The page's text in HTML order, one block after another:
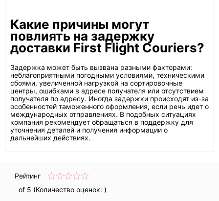
Какие причины могут
повлиять на задержку
доставки First Flight Couriers?
Задержка может быть вызвана разными факторами:
неблагоприятными погодными условиями, техническими
сбоями, увеличенной нагрузкой на сортировочные
центры, ошибками в адресе получателя или отсутствием
получателя по адресу. Иногда задержки происходят из-за
особенностей таможенного оформления, если речь идет о
международных отправлениях. В подобных ситуациях
компания рекомендует обращаться в поддержку для
уточнения деталей и получения информации о
дальнейших действиях.
Рейтинг
of 5 (Количество оценок: )